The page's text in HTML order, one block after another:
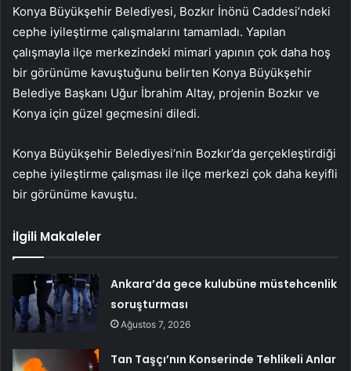
Konya Büyükşehir Belediyesi, Bozkır İnönü Caddesi’ndeki
cephe iyileştirme çalışmalarını tamamladı. Yapılan
çalışmayla ilçe merkezindeki mimari yapının çok daha hoş
bir görünüme kavuştuğunu belirten Konya Büyükşehir
Belediye Başkanı Uğur İbrahim Altay, projenin Bozkır ve
Konya için güzel geçmesini diledi.
Konya Büyükşehir Belediyesi’nin Bozkır’da gerçekleştirdiği
cephe iyileştirme çalışması ile ilçe merkezi çok daha keyifli
bir görünüme kavuştu.
İlgili Makaleler
Ankara’da gece kulubüne müstehcenlik
soruşturması
Ağustos 7, 2026
Tan Taşçı’nın Konserinde Tehlikeli Anlar